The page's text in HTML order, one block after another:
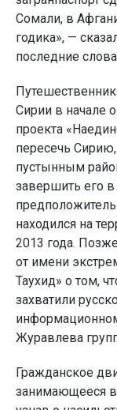
Сомали, в
годика», —
последние
Сирии в начале
проекта
пересечь
пустынным
завершить его в
находился на
2013 года.
от имени
Таухид» о том,
захватили
Журавлева
Гражданское
занимающееся